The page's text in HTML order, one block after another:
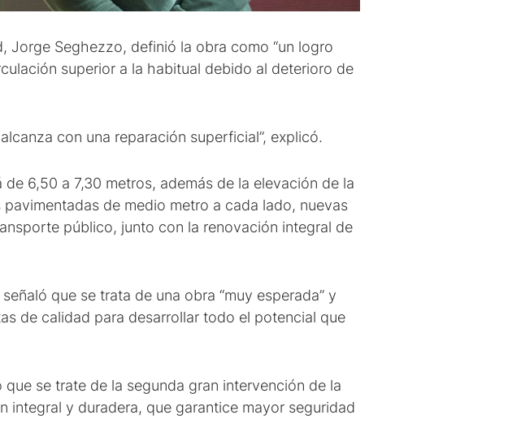
Jorge Seghezzo, definió la obra como “un logro
superior a la habitual debido al deterioro de
con una reparación superficial”, explicó.
6,50 a 7,30 metros, además de la elevación de la
de medio metro a cada lado, nuevas
público, junto con la renovación integral de
que se trata de una obra “muy esperada” y
de calidad para desarrollar todo el potencial que
se trate de la segunda gran intervención de la
integral y duradera, que garantice mayor seguridad